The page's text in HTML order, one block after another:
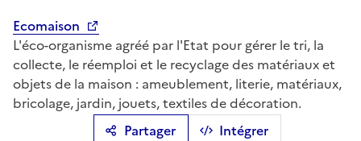
Partager Intégrer
Ecomaison
L'éco-organisme agréé par l'Etat pour gérer le tri, la
collecte, le réemploi et le recyclage des matériaux et
objets de la maison : ameublement, literie, matériaux,
bricolage, jardin, jouets, textiles de décoration.